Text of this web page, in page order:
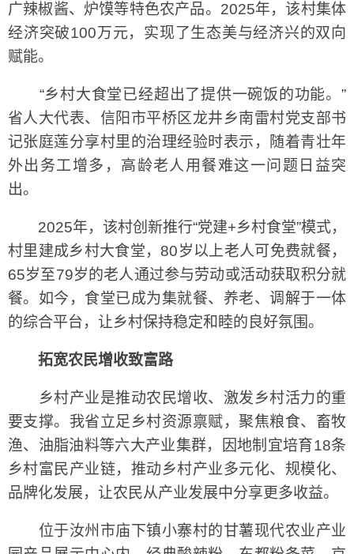
广辣椒酱、炉馍等特色农产品。2025年，该村集体
经济突破100万元，实现了生态美与经济兴的双向
赋能。
“乡村大食堂已经超出了提供一碗饭的功能。”
省人大代表、信阳市平桥区龙井乡南雷村党支部书
记张庭莲分享村里的治理经验时表示，随着青壮年
外出务工增多，高龄老人用餐难这一问题日益突
出。
2025年，该村创新推行“党建+乡村食堂”模式，
村里建成乡村大食堂，80岁以上老人可免费就餐，
65岁至79岁的老人通过参与劳动或活动获取积分就
餐。如今，食堂已成为集就餐、养老、调解于一体
的综合平台，让乡村保持稳定和睦的良好氛围。
拓宽农民增收致富路
乡村产业是推动农民增收、激发乡村活力的重
要支撑。我省立足乡村资源禀赋，聚焦粮食、畜牧
渔、油脂油料等六大产业集群，因地制宜培育18条
乡村富民产业链，推动乡村产业多元化、规模化、
品牌化发展，让农民从产业发展中分享更多收益。
位于汝州市庙下镇小寨村的甘薯现代农业产业